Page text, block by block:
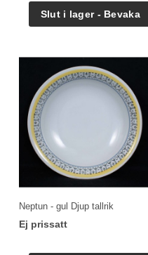
Neptun - gul Djup tallrik
Ej prissatt